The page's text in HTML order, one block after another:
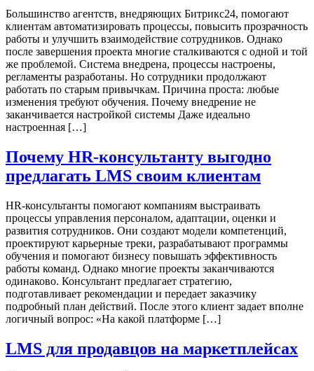
Большинство агентств, внедряющих Битрикс24, помогают
клиентам автоматизировать процессы, повысить прозрачность
работы и улучшить взаимодействие сотрудников. Однако
после завершения проекта многие сталкиваются с одной и той
же проблемой. Система внедрена, процессы настроены,
регламенты разработаны. Но сотрудники продолжают
работать по старым привычкам. Причина проста: любые
изменения требуют обучения. Почему внедрение не
заканчивается настройкой системы Даже идеально
настроенная […]
Почему HR-консультанту выгодно
предлагать LMS своим клиентам
HR-консультанты помогают компаниям выстраивать
процессы управления персоналом, адаптации, оценки и
развития сотрудников. Они создают модели компетенций,
проектируют карьерные треки, разрабатывают программы
обучения и помогают бизнесу повышать эффективность
работы команд. Однако многие проекты заканчиваются
одинаково. Консультант предлагает стратегию,
подготавливает рекомендации и передает заказчику
подробный план действий. После этого клиент задает вполне
логичный вопрос: «На какой платформе […]
LMS для продавцов на маркетплейсах